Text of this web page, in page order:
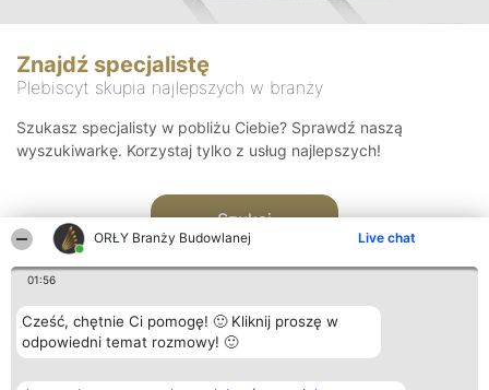
ORŁY Branży Budowlanej Live chat
01:56
Cześć, chętnie Ci pomogę! 🙂 Kliknij proszę w
odpowiedni temat rozmowy! 🙂
Znajdź specjalistę
Plebiscyt skupia najlepszych w branży
Szukasz specjalisty w pobliżu Ciebie? Sprawdź naszą
wyszukiwarkę. Korzystaj tylko z usług najlepszych!
Szukaj
Organizator plebiscytu Plebiscyt Kontakt